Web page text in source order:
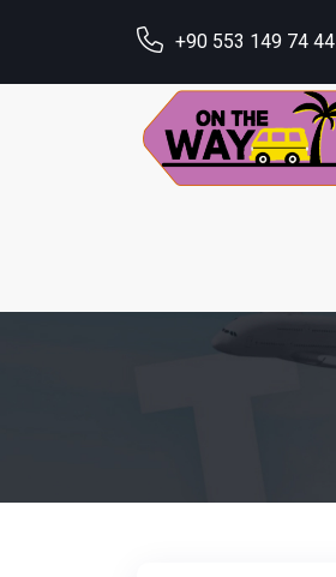
+90 553 149 74 44